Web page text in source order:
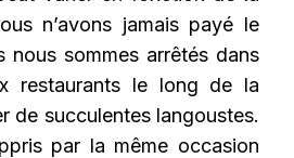
n’avons jamais payé le
nous sommes arrêtés dans
restaurants le long de la
de succulentes langoustes.
par la même occasion